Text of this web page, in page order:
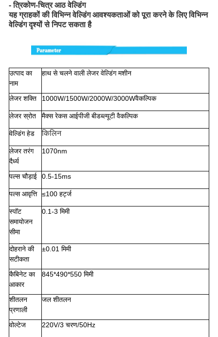
- त्रिकोण-चित्र आठ वेल्डिंग
यह ग्राहकों की विभिन्न वेल्डिंग आवश्यकताओं को पूरा करने के लिए विभिन्न
वेल्डिंग दृश्यों से निपट सकता है
उत्पाद का
नाम
हाथ से चलने वाली लेजर वेल्डिंग मशीन
लेजर शक्ति 1000W/1500W/2000W/3000Wवैकल्पिक
लेजर स्रोत मैक्स रेकस आईपीजी बीडब्ल्यूटी वैकल्पिक
वेल्डिंग हेड किलिन
लेजर तरंग
दैर्ध्य
1070nm
पल्स चौड़ाई 0.5-15ms
पल्स आवृत्ति ≤100 हर्ट्ज
स्पॉट
समायोजन
सीमा
0.1-3 मिमी
दोहराने की
सटीकता
±0.01 मिमी
कैबिनेट का
आकार
845*490*550 मिमी
शीतलन
प्रणाली
जल शीतलन
वोल्टेज 220V/3 चरण/50Hz